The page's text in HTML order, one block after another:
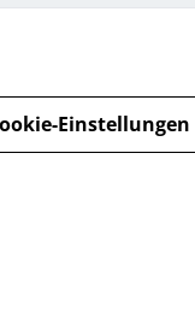
Einstellungen